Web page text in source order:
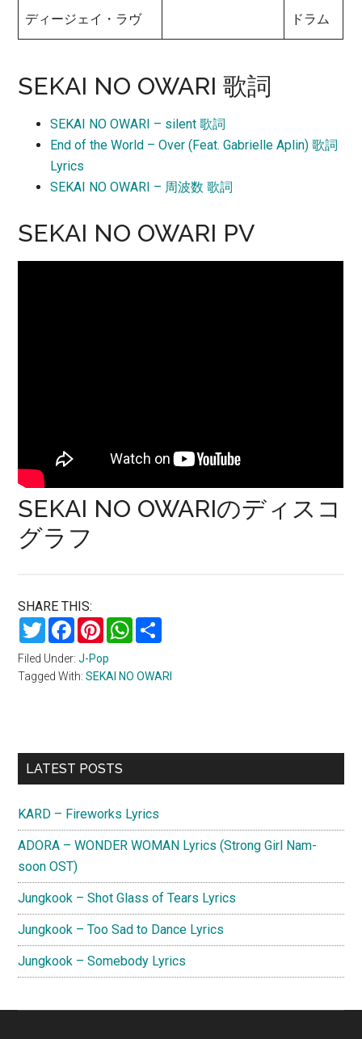
ディージェイ・ラヴ
ドラム
SEKAI NO OWARI 歌詞
SEKAI NO OWARI – silent 歌詞
End of the World – Over (Feat. Gabrielle Aplin) 歌詞
Lyrics
SEKAI NO OWARI – 周波数 歌詞
SEKAI NO OWARI PV
SEKAI NO OWARIのディスコ
グラフ
SHARE THIS:
TwitterFacebookPinterestWhatsApp
Filed Under:J-Pop
Tagged With:SEKAI NO OWARI
Primary
LATEST POSTS
KARD – Fireworks Lyrics
ADORA – WONDER WOMAN Lyrics (Strong Girl Nam-
soon OST)
Jungkook – Shot Glass of Tears Lyrics
Jungkook – Too Sad to Dance Lyrics
Jungkook – Somebody Lyrics